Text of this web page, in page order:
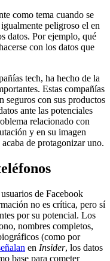
como tema cuando se
peligroso el en
datos. Por ejemplo, qué
con los datos que
tech, ha hecho de la
Estas compañías
seguros con sus productos
ante las potenciales
relacionado con
y en su imagen
de protagonizar uno.
de Facebook
no es crítica, pero sí
por su potencial. Los
nombres completos,
(como por
en Insider, los datos
base para cometer